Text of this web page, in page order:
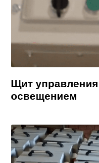
Щит
освещением